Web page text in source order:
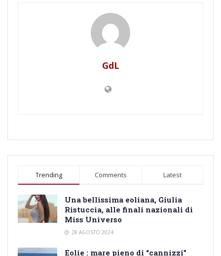
GdL
Trending Comments Latest
Una bellissima eoliana, Giulia
Ristuccia, alle finali nazionali di
Miss Universo
28 AGOSTO 2024
Eolie : mare pieno di “cannizzi”